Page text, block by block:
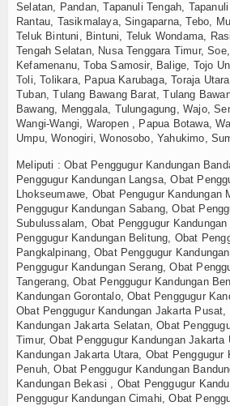
Selatan, Pandan, Tapanuli Tengah,
Rantau, Tasikmalaya, Singaparna, Tebo,
Teluk Bintuni, Bintuni, Teluk Wondama,
Tengah Selatan, Nusa Tenggara Timur,
Kefamenanu, Toba Samosir, Balige, Tojo
Toli, Tolikara, Papua Karubaga, Toraja
Tuban, Tulang Bawang Barat, Tulang
Bawang, Menggala, Tulungagung, Wajo,
Wangi-Wangi, Waropen , Papua Botawa,
Umpu, Wonogiri, Wonosobo, Yahukimo,
Meliputi : Obat Penggugur Kandungan
Penggugur Kandungan Langsa, Obat
Lhokseumawe, Obat Pengugur Kandungan
Penggugur Kandungan Sabang, Obat
Subulussalam, Obat Penggugur
Penggugur Kandungan Belitung, Obat
Pangkalpinang, Obat Penggugur
Penggugur Kandungan Serang, Obat
Tangerang, Obat Penggugur Kandungan
Kandungan Gorontalo, Obat Penggugur
Obat Penggugur Kandungan Jakarta Pusat,
Kandungan Jakarta Selatan, Obat
Timur, Obat Penggugur Kandungan Jakarta
Kandungan Jakarta Utara, Obat Penggugur
Penuh, Obat Penggugur Kandungan
Kandungan Bekasi , Obat Penggugur
Penggugur Kandungan Cimahi, Obat